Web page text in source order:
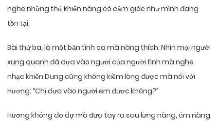
nghe những thứ khiến nàng có cảm giác như mình đang
tồn tại.
Bài thứ ba, là một bản tình ca mà nàng thích. Nhìn mọi người
xung quanh đã dựa vào người của người tình mà nghe
nhạc khiến Dung cũng không kiềm lòng được mà nói với
Hương: “Chị dựa vào người em được không?”
Hương không do dự mà đưa tay ra sau lưng nàng, ôm nàng